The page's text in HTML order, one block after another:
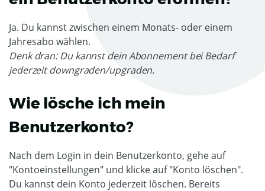
Ja. Du kannst zwischen einem Monats- oder einem
Jahresabo wählen.
Denk dran: Du kannst dein Abonnement bei Bedarf
jederzeit downgraden/upgraden.
Wie lösche ich mein
Benutzerkonto?
Nach dem Login in dein Benutzerkonto, gehe auf
"Kontoeinstellungen" und klicke auf "Konto löschen".
Du kannst dein Konto jederzeit löschen. Bereits